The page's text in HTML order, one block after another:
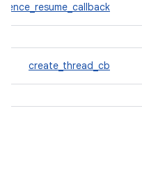
create_thread_cb